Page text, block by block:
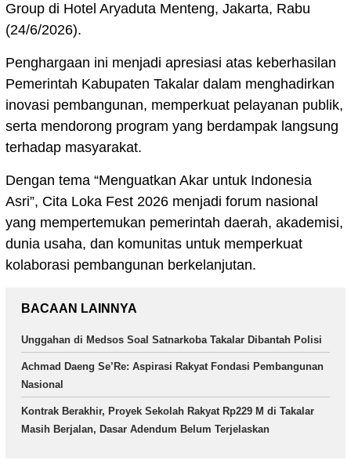
Group di Hotel Aryaduta Menteng, Jakarta, Rabu
(24/6/2026).
Penghargaan ini menjadi apresiasi atas keberhasilan
Pemerintah Kabupaten Takalar dalam menghadirkan
inovasi pembangunan, memperkuat pelayanan publik,
serta mendorong program yang berdampak langsung
terhadap masyarakat.
Dengan tema “Menguatkan Akar untuk Indonesia
Asri”, Cita Loka Fest 2026 menjadi forum nasional
yang mempertemukan pemerintah daerah, akademisi,
dunia usaha, dan komunitas untuk memperkuat
kolaborasi pembangunan berkelanjutan.
BACAAN LAINNYA
Unggahan di Medsos Soal Satnarkoba Takalar Dibantah Polisi
Achmad Daeng Se’Re: Aspirasi Rakyat Fondasi Pembangunan
Nasional
Kontrak Berakhir, Proyek Sekolah Rakyat Rp229 M di Takalar
Masih Berjalan, Dasar Adendum Belum Terjelaskan